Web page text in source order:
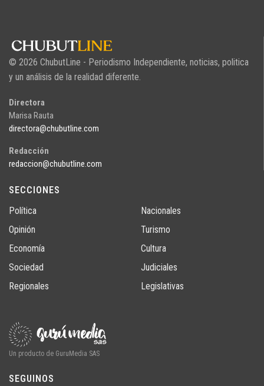
© 2026 ChubutLine - Periodismo Independiente, noticias, politica
y un análisis de la realidad diferente.
Directora
Marisa Rauta
directora@chubutline.com
Redacción
redaccion@chubutline.com
SECCIONES
Política
Opinión
Economía
Sociedad
Regionales
Nacionales
Turismo
Cultura
Judiciales
Legislativas
Un producto de GuruMedia SAS
SEGUINOS